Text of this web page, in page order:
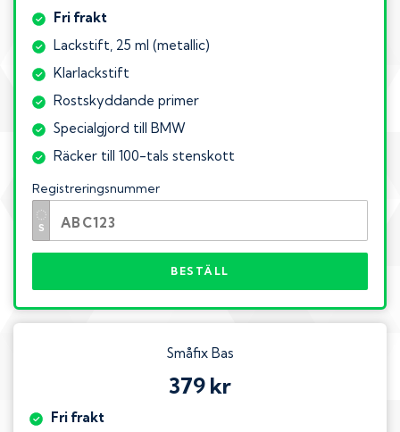
Fri frakt
Lackstift, 25 ml (metallic)
Klarlackstift
Rostskyddande primer
Specialgjord till BMW
Räcker till 100-tals stenskott
Registreringsnummer
BESTÄLL
Småfix Bas
379 kr
Fri frakt